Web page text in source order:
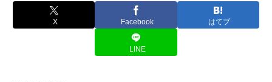
X Facebook はてブ
LINE